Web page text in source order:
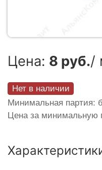
Цена: 8 руб./
Нет в наличии
Минимальная партия:
Цена за минимальную